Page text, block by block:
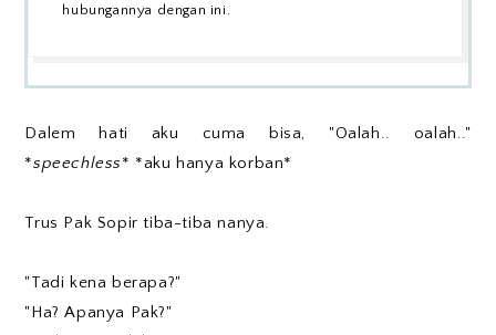
hubungannya dengan ini.
Dalem hati aku cuma bisa, "Oalah.. oalah.."
*speechless* *aku hanya korban*
Trus Pak Sopir tiba-tiba nanya.
"Tadi kena berapa?"
"Ha? Apanya Pak?"